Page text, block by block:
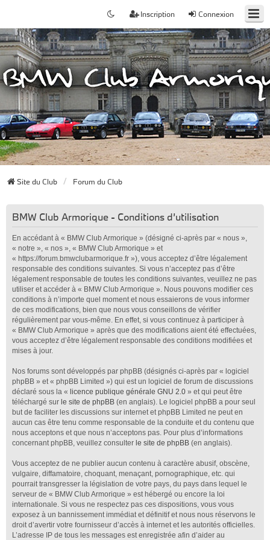
Connexion
Inscription
Site du Club Forum du Club
BMW Club Armorique - Conditions d’utilisation
En accédant à « BMW Club Armorique » (désigné ci-après par « nous »,
« notre », « nos », « BMW Club Armorique » et
« https://forum.bmwclubarmorique.fr »), vous acceptez d’être légalement
responsable des conditions suivantes. Si vous n’acceptez pas d’être
légalement responsable de toutes les conditions suivantes, veuillez ne pas
utiliser et accéder à « BMW Club Armorique ». Nous pouvons modifier ces
conditions à n’importe quel moment et nous essaierons de vous informer
de ces modifications, bien que nous vous conseillons de vérifier
régulièrement par vous-même. En effet, si vous continuez à participer à
« BMW Club Armorique » après que des modifications aient été effectuées,
vous acceptez d’être légalement responsable des conditions modifiées et
mises à jour.
Nos forums sont développés par phpBB (désignés ci-après par « logiciel
phpBB » et « phpBB Limited ») qui est un logiciel de forum de discussions
déclaré sous la « licence publique générale GNU 2.0 » et qui peut être
téléchargé sur le site de phpBB (en anglais). Le logiciel phpBB a pour seul
but de faciliter les discussions sur internet et phpBB Limited ne peut en
aucun cas être tenu comme responsable de la conduite et du contenu que
nous acceptons et que nous n’acceptons pas. Pour plus d’informations
concernant phpBB, veuillez consulter le site de phpBB (en anglais).
Vous acceptez de ne publier aucun contenu à caractère abusif, obscène,
vulgaire, diffamatoire, choquant, menaçant, pornographique, etc. qui
pourrait transgresser la législation de votre pays, du pays dans lequel le
serveur de « BMW Club Armorique » est hébergé ou encore la loi
internationale. Si vous ne respectez pas ces dispositions, vous vous
exposez à un bannissement immédiat et définitif et nous nous réservons le
droit d’avertir votre fournisseur d’accès à internet et les autorités officielles.
L’adresse IP de tous les messages est enregistrée afin d’aider au